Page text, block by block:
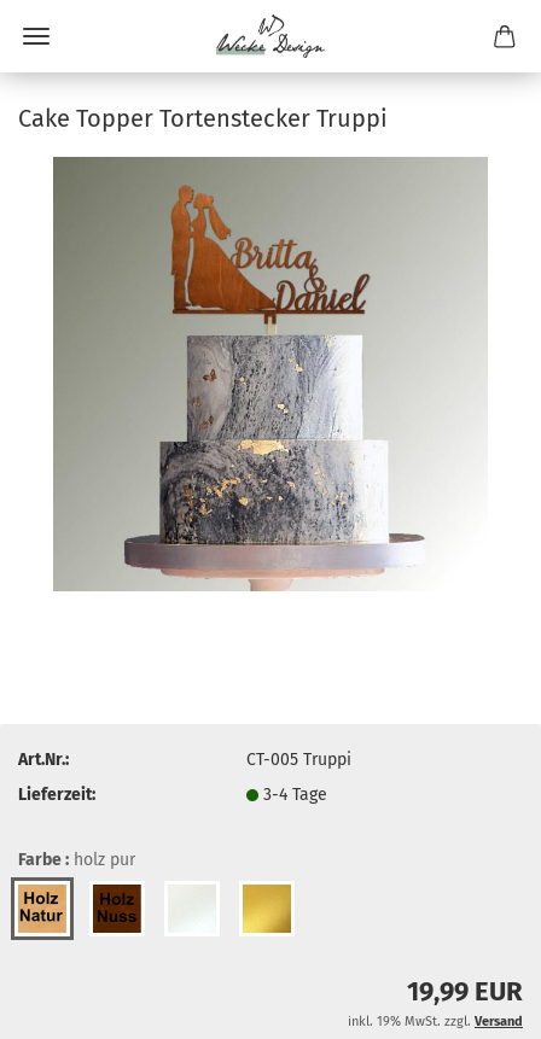
Cake Topper Tortenstecker Truppi
Art.Nr.:
CT-005 Truppi
Lieferzeit:
3-4 Tage
Farbe : holz pur
19,99 EUR
inkl. 19% MwSt. zzgl. Versand